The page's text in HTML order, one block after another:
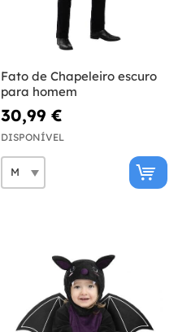
Fato de Chapeleiro escuro
para homem
30,99 €
DISPONÍVEL